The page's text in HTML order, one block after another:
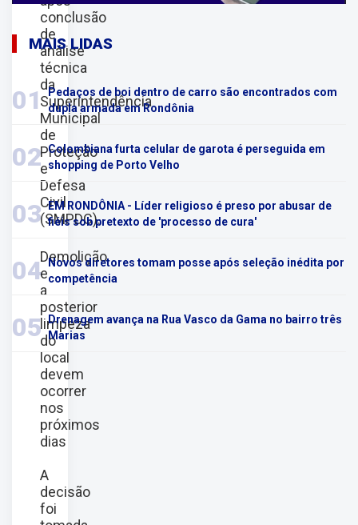
conclusão
de
análise
técnica
da
Superintendência
Municipal
de
Proteção
e
Defesa
Civil
(SMPDC).
Demolição
e
a
posterior
limpeza
do
local
devem
ocorrer
nos
próximos
dias
A
decisão
foi
MAIS LIDAS
01
Pedaços de boi dentro de carro são encontrados com
dupla armada em Rondônia
02 Colombiana furta celular de garota é perseguida em
shopping de Porto Velho
03 EM RONDÔNIA - Líder religioso é preso por abusar de
fiéis sob pretexto de 'processo de cura'
04
Novos diretores tomam posse após seleção inédita por
competência
05 Drenagem avança na Rua Vasco da Gama no bairro três
Marias